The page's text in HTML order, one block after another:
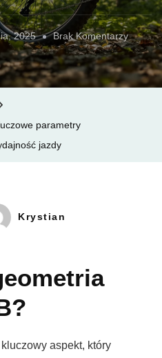
2025 Brak KomentarzyDo
Roweru
parametry
jazdy
Krystian
aspekt, który